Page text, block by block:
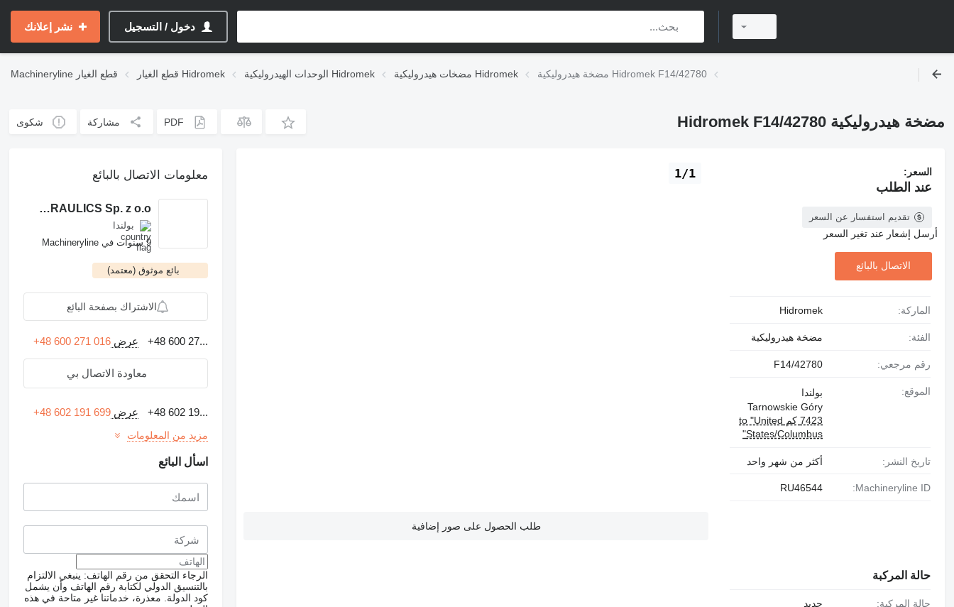
دخول / التسجيل نشر إعلانك
Machineryline قطع الغيار قطع الغيار Hidromek الوحدات الهيدروليكية Hidromek مضخات هيدروليكية Hidromek مضخة هيدروليكية Hidromek F14/42780
مضخة هيدروليكية Hidromek F14/42780 PDF مشاركة شكوى
1/1
طلب الحصول على صور إضافية
السعر:
عند الطلب
تقديم استفسار عن السعر
أرسل إشعار عند تغير السعر
الاتصال بالبائع
الماركة: Hidromek
الفئة: مضخة هيدروليكية
رقم مرجعي: F14/42780
الموقع:
بولندا
Tarnowskie Góry
7423 كم to "United
States/Columbus"
تاريخ النشر: أكثر من شهر واحد
Machineryline ID:
RU46544
حالة المركبة
حالة المركبة: جديد
معلومات الاتصال بالبائع
ROCH POWER HYDRAULICS Sp. z o.o.
بولندا
9 سنوات في Machineryline
بائع موثوق (معتمد)
الاشتراك بصفحة البائع
+48 600 27... عرض+48 600 271 016
معاودة الاتصال بي
+48 602 19... عرض+48 602 191 699
مزيد من المعلومات
اسأل البائع
الرجاء التحقق من رقم الهاتف: ينبغي الالتزام
بالتنسيق الدولي لكتابة رقم الهاتف وأن يشمل
كود الدولة.
معذرة، خدماتنا غير متاحة في هذه